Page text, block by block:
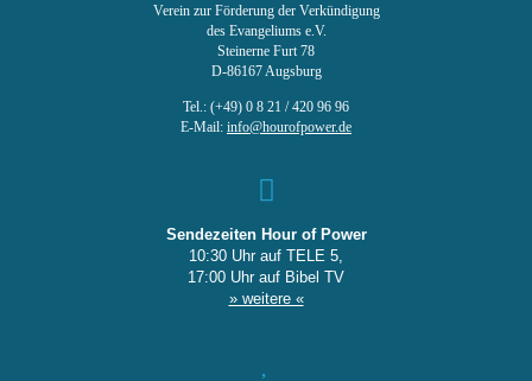
Verein zur Förderung der Verkündigung
des Evangeliums e.V.
Steinerne Furt 78
D-86167 Augsburg
Tel.: (+49) 0 8 21 / 420 96 96
E-Mail: info@hourofpower.de
Sendezeiten Hour of Power
10:30 Uhr auf TELE 5,
17:00 Uhr auf Bibel TV
» weitere «